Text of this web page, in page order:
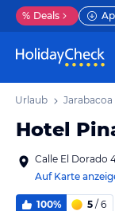
% Deals
Urlaub
Hotel
Calle El Dorado
Auf Karte
100% 5 / 6